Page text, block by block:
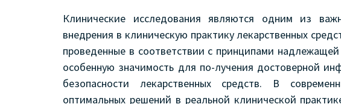
Клинические исследования являются одним из
внедрения в клиническую практику лекарственных
проведенные в соответствии с принципами
особенную значимость для по-лучения достоверной
безопасности лекарственных средств. В
оптимальных решений в реальной клинической